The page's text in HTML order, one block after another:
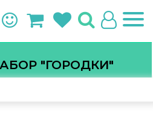
"ГОРОДКИ"